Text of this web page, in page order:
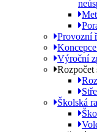
Provozní
Výroční
Rozpočet
Školská